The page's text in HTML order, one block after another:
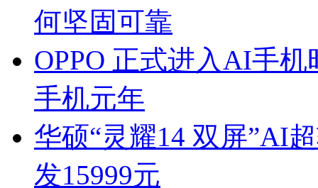
何坚固可靠
OPPO 正式进入AI手
手机元年
华硕“灵耀14 双屏”AI
发15999元